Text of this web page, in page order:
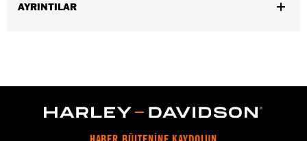
AYRINTILAR
Sold In Units:Each
All necessary hardware for relocating turn signals